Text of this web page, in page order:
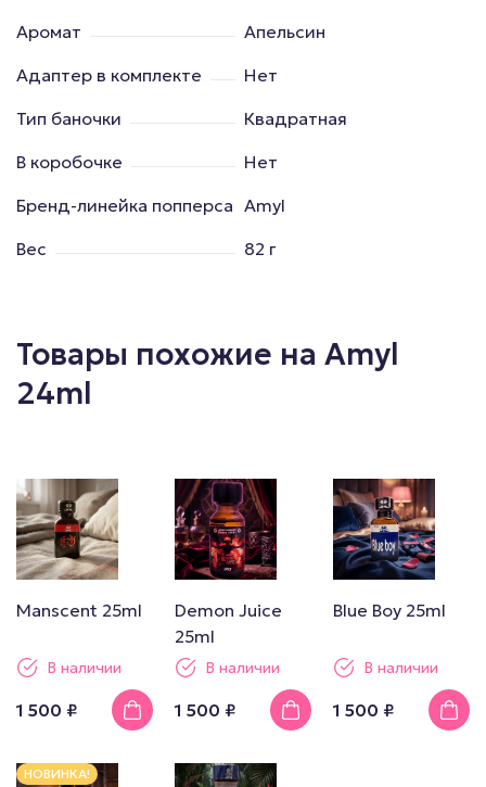
Аромат
Апельсин
Адаптер в комплекте
Нет
Тип баночки
Квадратная
В коробочке
Нет
Бренд-линейка попперса Amyl
Вес
82 г
Товары похожие на Amyl
24ml
Manscent 25ml
В наличии
1 500 ₽
Demon Juice
25ml
В наличии
1 500 ₽
Blue Boy 25ml
В наличии
1 500 ₽
НОВИНКА!